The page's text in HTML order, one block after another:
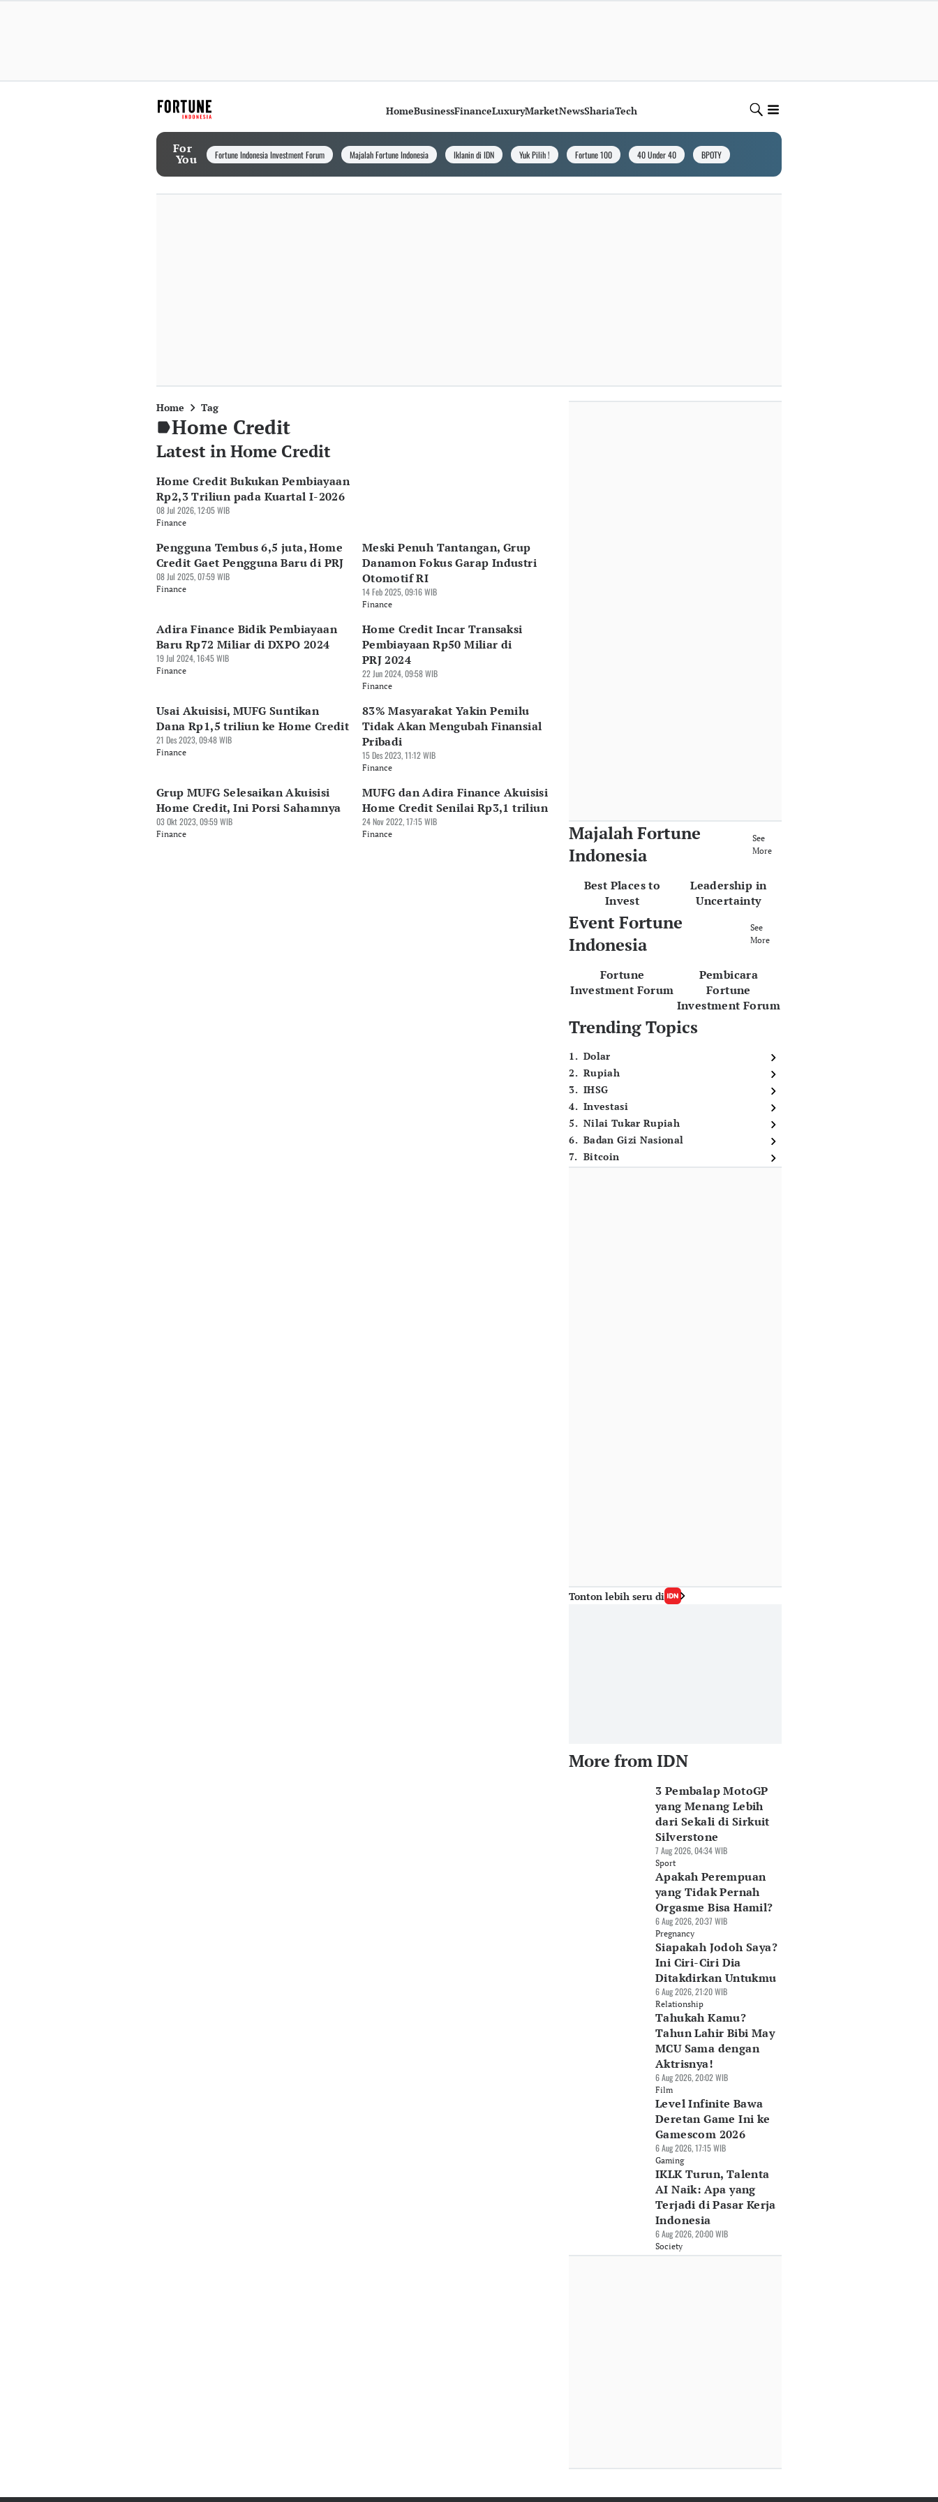
HomeBusinessFinanceLuxuryMarketNewsShariaTech
For
You Fortune Indonesia Investment Forum Majalah Fortune Indonesia Iklanin di IDN Yuk Pilih ! Fortune 100 40 Under 40 BPOTY
Home Tag
Home Credit
Latest in Home Credit
Home Credit Bukukan Pembiayaan
Rp2,3 Triliun pada Kuartal I-2026
08 Jul 2026, 12:05 WIB
Finance
Pengguna Tembus 6,5 juta, Home
Credit Gaet Pengguna Baru di PRJ
08 Jul 2025, 07:59 WIB
Finance
Meski Penuh Tantangan, Grup
Danamon Fokus Garap Industri
Otomotif RI
14 Feb 2025, 09:16 WIB
Finance
Adira Finance Bidik Pembiayaan
Baru Rp72 Miliar di DXPO 2024
19 Jul 2024, 16:45 WIB
Finance
Home Credit Incar Transaksi
Pembiayaan Rp50 Miliar di
PRJ 2024
22 Jun 2024, 09:58 WIB
Finance
Usai Akuisisi, MUFG Suntikan
Dana Rp1,5 triliun ke Home Credit
21 Des 2023, 09:48 WIB
Finance
83% Masyarakat Yakin Pemilu
Tidak Akan Mengubah Finansial
Pribadi
15 Des 2023, 11:12 WIB
Finance
Grup MUFG Selesaikan Akuisisi
Home Credit, Ini Porsi Sahamnya
03 Okt 2023, 09:59 WIB
Finance
MUFG dan Adira Finance Akuisisi
Home Credit Senilai Rp3,1 triliun
24 Nov 2022, 17:15 WIB
Finance
Majalah Fortune
Indonesia
See
More
Best Places to
Invest
Leadership in
Uncertainty
Event Fortune
Indonesia
See
More
Fortune
Investment Forum
Pembicara
Fortune
Investment Forum
Trending Topics
1. Dolar
2. Rupiah
3. IHSG
4. Investasi
5. Nilai Tukar Rupiah
6. Badan Gizi Nasional
7. Bitcoin
Tonton lebih seru di
More from IDN
3 Pembalap MotoGP
yang Menang Lebih
dari Sekali di Sirkuit
Silverstone
7 Aug 2026, 04:34 WIB
Sport
Apakah Perempuan
yang Tidak Pernah
Orgasme Bisa Hamil?
6 Aug 2026, 20:37 WIB
Pregnancy
Siapakah Jodoh Saya?
Ini Ciri-Ciri Dia
Ditakdirkan Untukmu
6 Aug 2026, 21:20 WIB
Relationship
Tahukah Kamu?
Tahun Lahir Bibi May
MCU Sama dengan
Aktrisnya!
6 Aug 2026, 20:02 WIB
Film
Level Infinite Bawa
Deretan Game Ini ke
Gamescom 2026
6 Aug 2026, 17:15 WIB
Gaming
IKLK Turun, Talenta
AI Naik: Apa yang
Terjadi di Pasar Kerja
Indonesia
6 Aug 2026, 20:00 WIB
Society